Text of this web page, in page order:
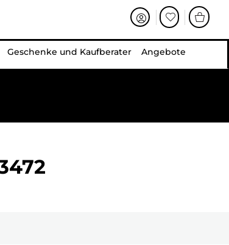
Geschenke und Kaufberater Angebote